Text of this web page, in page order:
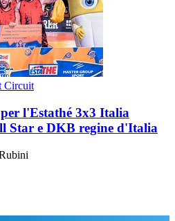
Circuit
l'Estathé 3x3 Italia
Star e DKB regine d'Italia